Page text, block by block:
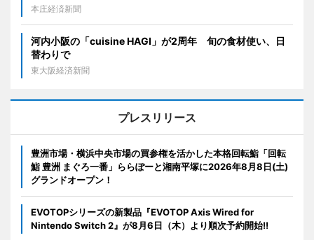
本庄経済新聞
河内小阪の「cuisine HAGI」が2周年 旬の食材使い、日
替わりで
東大阪経済新聞
プレスリリース
豊洲市場・横浜中央市場の買参権を活かした本格回転鮨「回転
鮨 豊洲 まぐろ一番」ららぽーと湘南平塚に2026年8月8日(土)
グランドオープン！
EVOTOPシリーズの新製品『EVOTOP Axis Wired for
Nintendo Switch 2』が8月6日（木）より順次予約開始!!